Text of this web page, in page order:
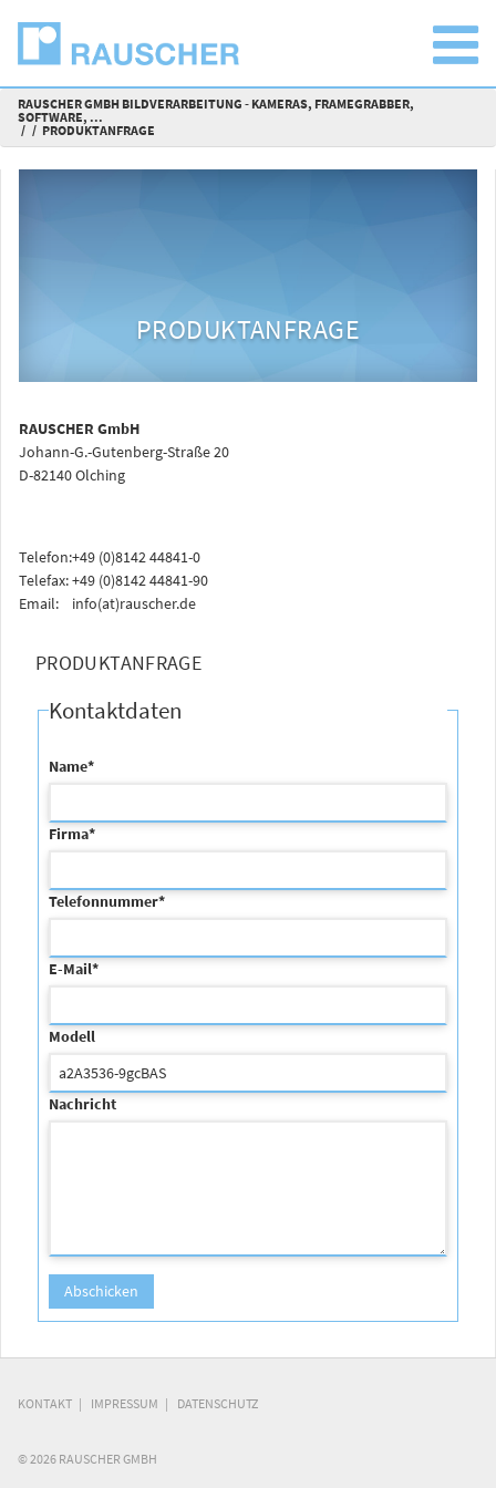
RAUSCHER GMBH BILDVERARBEITUNG - KAMERAS, FRAMEGRABBER,
SOFTWARE, ...
PRODUKTANFRAGE
PRODUKTANFRAGE
RAUSCHER GmbH
Johann-G.-Gutenberg-Straße 20
D-82140 Olching
Telefon:+49 (0)8142 44841-0
Telefax:+49 (0)8142 44841-90
Email:
info(at)rauscher.de
PRODUKTANFRAGE
Kontaktdaten
Name*
Firma*
Telefonnummer*
E-Mail*
Modell
Nachricht
KONTAKT IMPRESSUM DATENSCHUTZ
© 2026 RAUSCHER GMBH